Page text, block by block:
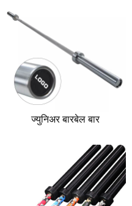
ज्युनिअर बारबेल बार